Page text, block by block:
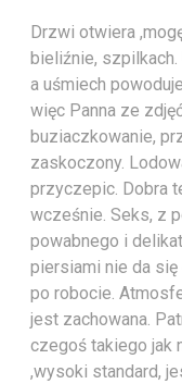
Drzwi otwiera
bieliźnie, szpilkach.
a uśmiech
więc Panna ze
buziaczkowanie,
zaskoczony.
przyczepic. Dobra
wcześnie. Seks, z
powabnego i
piersiami nie da się
po robocie.
jest zachowana.
czegoś takiego jak
,wysoki standard,